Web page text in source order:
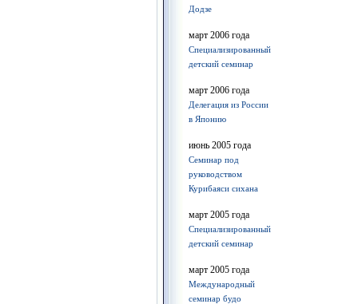
Додзе
март 2006 года
Специализированный
детский семинар
март 2006 года
Делегация из России
в Японию
июнь 2005 года
Семинар под
руководством
Курибаяси сихана
март 2005 года
Специализированный
детский семинар
март 2005 года
Международный
семинар будо